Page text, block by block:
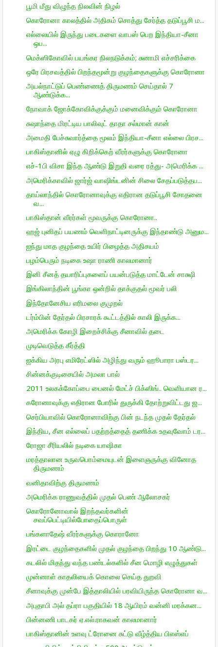
பூமி மீது விழுந்த நிலவின் நிழல்
கொரோனா காலத்தில் அதிகம் சொத்து சேர்த்த தடுப்பூசி ம...
எல்லையில் இருந்து படைகளை வாபஸ் பெற இந்தியா-சீனா
ஒப...
மெக்ஸிகோவில் பயங்கர நிலநடுக்கம்; சுனாமி எச்சரிக்கை
ஒரே பிரசவத்தில் பிறந்தமூன்று குழந்தைகளுக்கு கொரோனா
அயல்நாட்டுப் பெண்ணைத் திருமணம் செய்தால் 7
ஆண்டுக்க...
நோவாக் ஜோக்கோவிக்குக்கும் மனைவிக்கும் கொரோனா
சுஷாந்தை மிரட்டிய பாலிவுட் தாதா சல்மான் கான்
அமைதி பேச்சுவார்த்தை மூலம் இந்தியா-சீனா எல்லை பிரச...
பாகிஸ்தானில் ஏழு கிறிக்கெற் வீரர்களுக்கு கொரோனா
எச்-1பி விசா இந்த ஆண்டு இறுதி வரை ரத்து- அமெரிக்க ...
அமெரிக்காவில் ஜார்ஜ் வாஷிங்டனின் சிலை சேதப்படுத்தப...
தாய்லாந்தில் கொரோனாவுக்கு எதிரான தடுப்பூசி சோதனை
வ...
பாகிஸ்தான் வீரர்கள் மூவருக்கு கொரோனா..
ஹஜ் புனிதப் பயணம் வெளிநாட்டினருக்கு இந்தாண்டு அனும...
ஐந்து மாத குழந்தை உயிர் பிழைத்த அதிசயம்
பழம்பெரும் நடிகை உஷா ராணி காலமானார்
இனி சீனத் தயாரிப்புகளைப் பயன்படுத்த மாட்டேன் சாக்ஷி
இங்கிலாந்தின் பூங்கா ஒன்றில் தாக்குதல் மூவர் பலி
இந்தோனேசிய எரிமலை குமுறல்
டர்ம்பின் தேர்தல் பிரசாரக் கூட்டத்தில் காலி இருக்க...
அமெரிக்க கோழி இறைச்சிக்கு சீனாவில் தடை
முடிவெடுத்த கீர்த்தி
ஐக்கிய அரபு எமிரேட்ஸில் அழிந்து வரும் ஹூபாரா பஸ்டர...
சின்னக்குடிசையில் அமலா பால்
2011 உலகக்கோப்பை பைனல் மேட்ச் பிக்ஸிங்.. வெளியான ர...
கரோனாவுக்கு எதிரான போரில் துருக்கி தோற்றுவிட்டது ஜ...
செர்பியாவில் கொரோனாவிற்கு பின் நடந்த முதல் தேர்தல்
இந்திய, சீன எல்லைப் பதற்றத்தைத் தணிக்க உதவுவோம் டர...
ரோஜா சீரியலில் நடிகை யாஷிகா
மரத்தாலான உருவபொம்மையுடன் இளைஞருக்கு வினோத
திருமணம்
வனிதாவிற்கு திருமணம்
அமெரிக்க ராணுவத்தில் முதல் பெண் ஆலோசகர்
கொரோனோவால் இறந்தவர்களின்
சவப்பெட்டியில்போதைப்பொருள்
பங்களாதேஷ் வீரர்களுக்கு கொரானோ
இரட்டை குழந்தைகளில் முதல் குழந்தை பிறந்து 10 ஆண்டு...
கடலில் மிதந்து வந்த பண்டல்களில் சீன மொழி எழுத்துகள்
முன்னாள் காதலியைக் கொலை செய்த துறவி
சீனாவுக்கு முன்பே இத்தாலியில் பரவியிருந்த கொரோனா வ...
அபுதாபி அல் தப்ரா பகுதியில் 18 ஆயிரம் வன்னி மரக்கன...
பின்னணி பாடகர் ஏ.எல்.ராகவன் காலமானார்
பாகிஸ்தானின் உளவு ட்ரோனை சுட்டு வீழ்த்திய பிஎஸ்எப்